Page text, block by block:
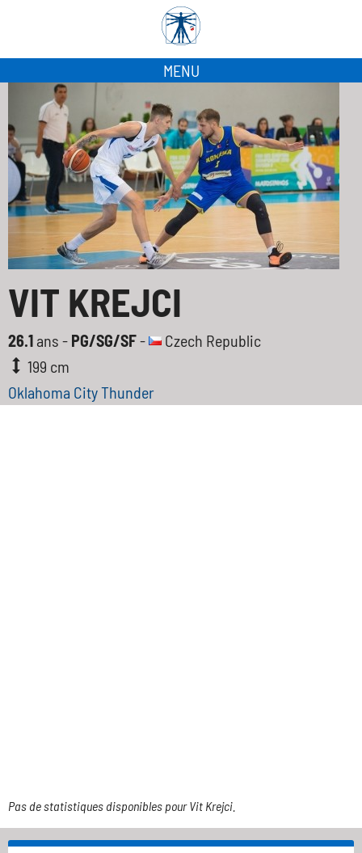
MENU
VIT KREJCI
26.1 ans - PG/SG/SF-
Czech Republic
199 cm
Oklahoma City Thunder
Pas de statistiques disponibles pour Vit Krejci.